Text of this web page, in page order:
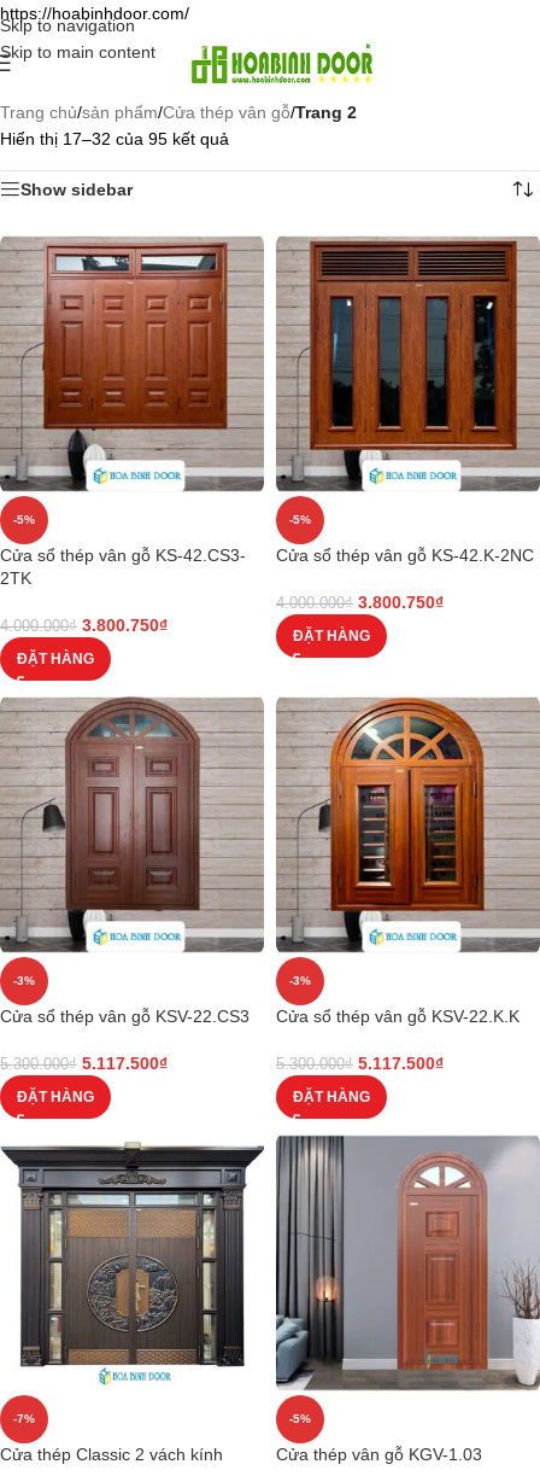
https://hoabinhdoor.com/
Skip to navigation
Skip to main content
Trang chủ/sản phẩm/Cửa thép vân gỗ/Trang 2
Hiển thị 17–32 của 95 kết quả
Show sidebar
-5%
Cửa sổ thép vân gỗ KS-42.CS3-
2TK
4.000.000₫ 3.800.750₫
ĐẶT HÀNG
-5%
Cửa sổ thép vân gỗ KS-42.K-2NC
4.000.000₫ 3.800.750₫
ĐẶT HÀNG
-3%
Cửa sổ thép vân gỗ KSV-22.CS3
5.300.000₫ 5.117.500₫
ĐẶT HÀNG
-3%
Cửa sổ thép vân gỗ KSV-22.K.K
5.300.000₫ 5.117.500₫
ĐẶT HÀNG
-7%
Cửa thép Classic 2 vách kính
-5%
Cửa thép vân gỗ KGV-1.03